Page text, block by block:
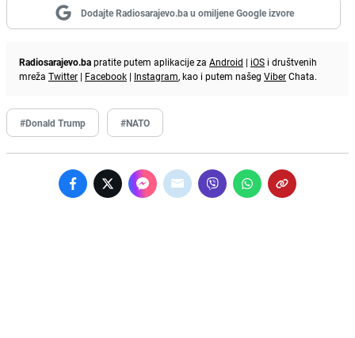
Dodajte Radiosarajevo.ba u omiljene Google izvore
Radiosarajevo.bapratite putem aplikacije za Android | iOS i društvenih
mreža Twitter | Facebook | Instagram, kao i putem našeg ViberChata.
#Donald Trump #NATO